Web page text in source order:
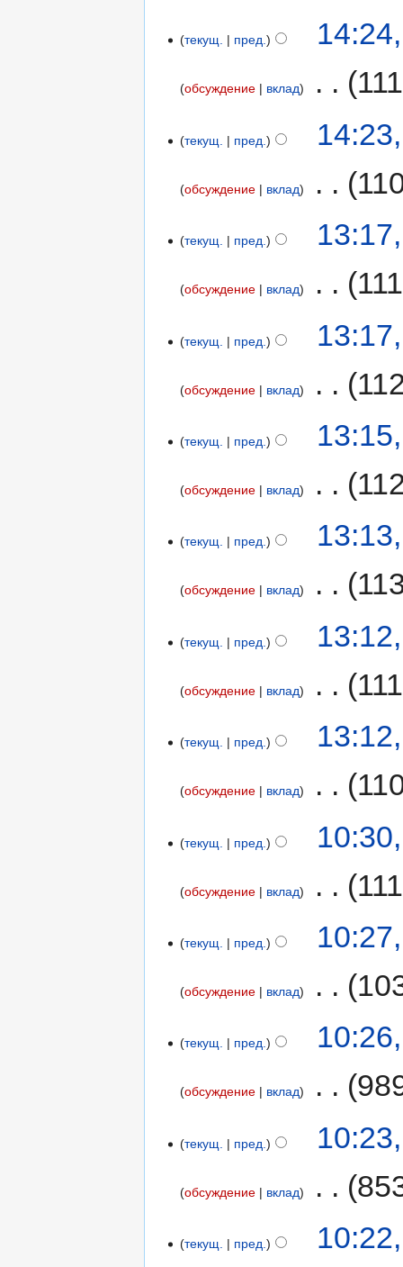
текущ. пред.
обсуждение вклад
текущ. пред.
обсуждение вклад
текущ. пред.
обсуждение вклад
текущ. пред.
обсуждение вклад
текущ. пред.
обсуждение вклад
текущ. пред.
обсуждение вклад
текущ. пред.
обсуждение вклад
текущ. пред.
обсуждение вклад
текущ. пред.
обсуждение вклад
текущ. пред.
обсуждение вклад
текущ. пред.
обсуждение вклад
текущ. пред.
обсуждение вклад
текущ. пред.